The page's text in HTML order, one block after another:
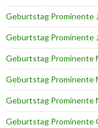
Geburtstag Prominente
Geburtstag Prominente
Geburtstag Prominente
Geburtstag Prominente
Geburtstag Prominente
Geburtstag Prominente